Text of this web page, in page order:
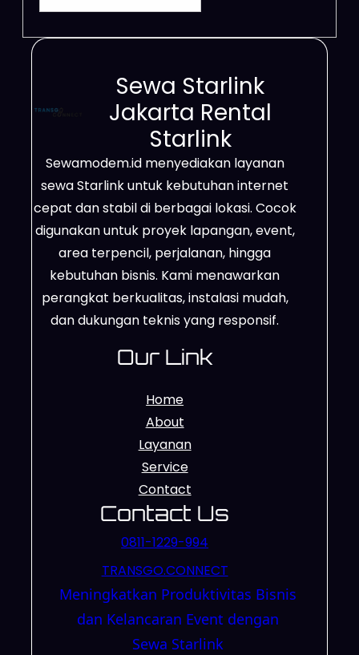
Sewa Starlink
Jakarta Rental
Starlink
Sewamodem.id menyediakan layanan
sewa Starlink untuk kebutuhan internet
cepat dan stabil di berbagai lokasi. Cocok
digunakan untuk proyek lapangan, event,
area terpencil, perjalanan, hingga
kebutuhan bisnis. Kami menawarkan
perangkat berkualitas, instalasi mudah,
dan dukungan teknis yang responsif.
Our Link
Home
About
Layanan
Service
Contact
Contact Us
0811-1229-994
TRANSGO.CONNECT
Meningkatkan Produktivitas Bisnis
dan Kelancaran Event dengan
Sewa Starlink